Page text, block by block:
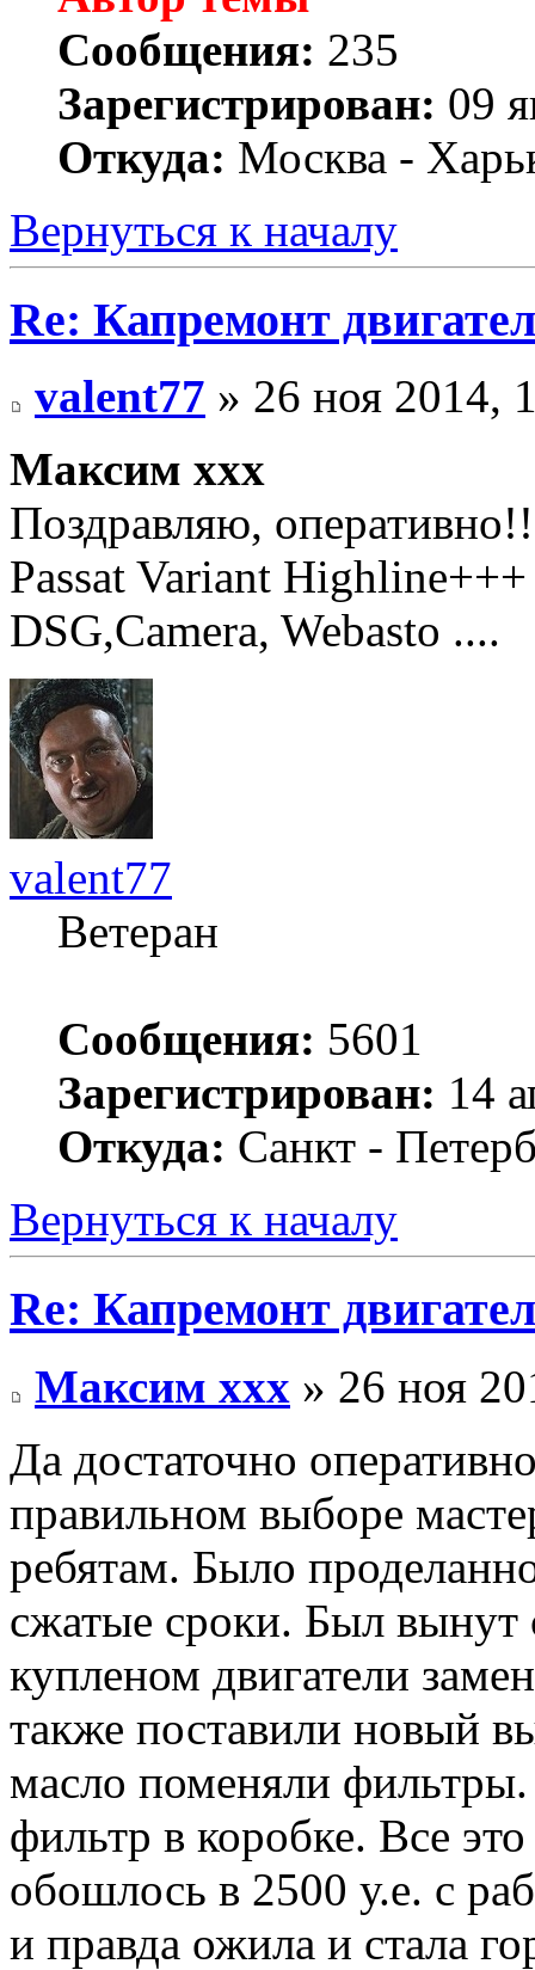
Сообщения: 235
Зарегистрирован: 09
Откуда: Москва -
Вернуться к началу
Re: Капремонт
valent77 » 26 ноя 2014,
Максим xxx
Поздравляю,
Passat Variant
DSG,Camera, Webasto ....
valent77
Ветеран
Сообщения: 5601
Зарегистрирован: 14
Откуда: Санкт -
Вернуться к началу
Re: Капремонт
Максим xxx » 26 ноя
Да достаточно
правильном выборе
ребятам. Было
сжатые сроки. Был вынут
купленом двигатели
также поставили новый
масло поменяли
фильтр в коробке. Все
обошлось в 2500 у.е. с
и правда ожила и стала